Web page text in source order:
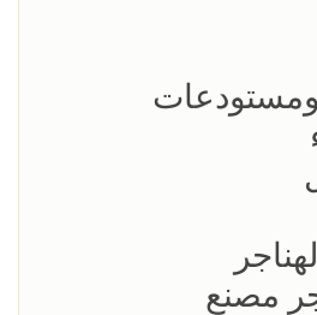
مصنع